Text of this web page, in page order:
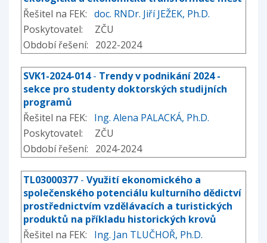
Řešitel na FEK: doc. RNDr. Jiří JEŽEK, Ph.D.
Poskytovatel: ZČU
Období řešení: 2022-2024
SVK1-2024-014- Trendy v podnikání 2024 -
sekce pro studenty doktorských studijních
programů
Řešitel na FEK: Ing. Alena PALACKÁ, Ph.D.
Poskytovatel: ZČU
Období řešení: 2024-2024
TL03000377 - Využití ekonomického a
společenského potenciálu kulturního dědictví
prostřednictvím vzdělávacích a turistických
produktů na příkladu historických krovů
Řešitel na FEK: Ing. Jan TLUČHOŘ, Ph.D.